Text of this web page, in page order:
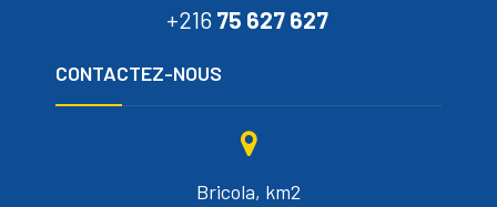
+216 75 627 627
CONTACTEZ-NOUS
Bricola, km2